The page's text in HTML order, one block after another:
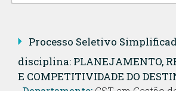
Processo Seletivo
disciplina: PLANEJAMENTO,
E COMPETITIVIDADE DO